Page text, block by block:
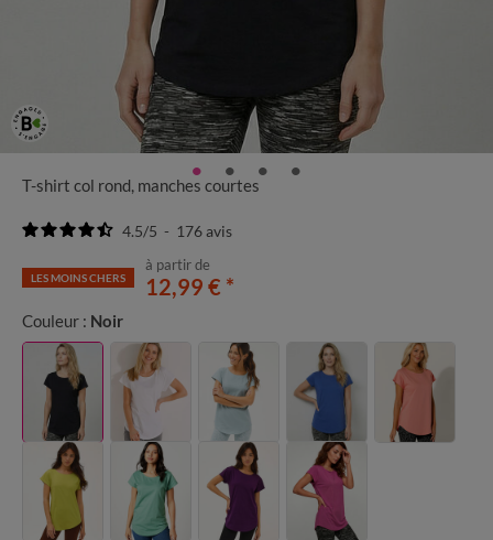
T-shirt col rond, manches courtes
4.5/5 - 176avis
à partir de
12,99 € *
LES MOINS CHERS
Couleur : Noir